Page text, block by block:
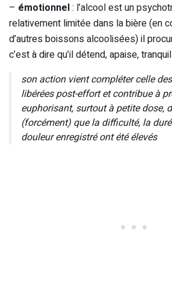
– émotionnel: l’alcool est un
relativement limitée dans la bière (en
d’autres boissons alcoolisées) il
c’est à dire qu’il détend, apaise,
son action vient compléter celle
libérées post-effort et contribue à
euphorisant, surtout à petite dose,
(forcément) que la difficulté, la
douleur enregistré ont été élevés